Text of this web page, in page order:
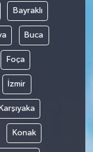
Bayraklı
Buca
Foça
İzmir
Karşıyaka
Konak